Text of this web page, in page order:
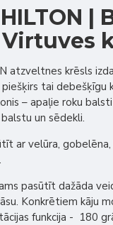
|
atzveltnes krēsls
tai debešķīgu
– apaļie roku
un sēdekli.
ar velūra,
pasūtīt dažāda
Konkrētiem kāju
funkcija - 180